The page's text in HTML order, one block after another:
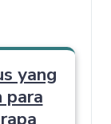
yang
para